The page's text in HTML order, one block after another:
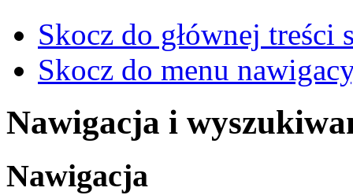
Skocz do głównej treści
Skocz do menu
Nawigacja i
Nawigacja